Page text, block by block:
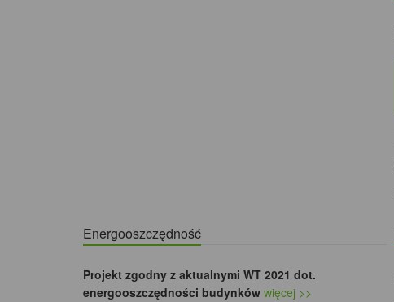
Energooszczędność
Projekt zgodny z aktualnymi WT 2021 dot.
energooszczędności budynków więcej >>